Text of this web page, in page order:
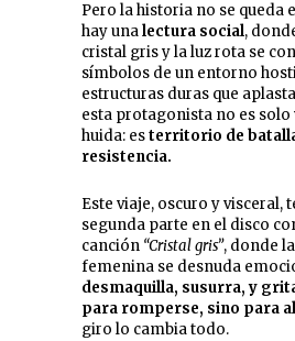
Pero la historia no se queda
hay unalectura social,
cristal gris y la luz rota se
símbolos de un entorno
estructuras duras que
esta protagonista no es solo
huida: esterritorio de
resistencia.
Este viaje, oscuro y visceral,
segunda parte en el disco
canción “Cristal gris”, donde
femenina se desnuda
desmaquilla, susurra, y
para romperse, sino para
giro lo cambia todo.